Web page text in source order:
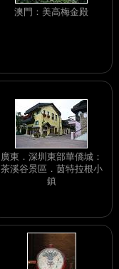
澳門：美高梅金殿
廣東．深圳東部華僑城：
茶溪谷景區．茵特拉根小
鎮